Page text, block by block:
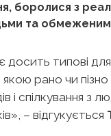
боролися з
та
досить типові
рано чи пізно
і спілкування з
– відгукується